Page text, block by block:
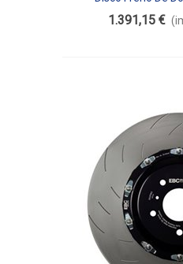
Flotante
1.391,15 €